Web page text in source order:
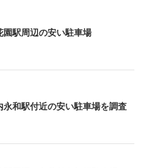
園駅周辺の安い駐車場
永和駅付近の安い駐車場を調査